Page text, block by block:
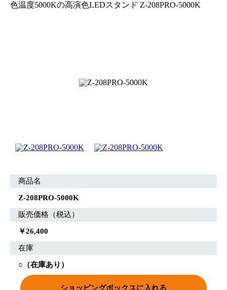
色温度5000Kの高演色LEDスタンド Z-208PRO-5000K
商品名
Z-208PRO-5000K
販売価格（税込）
￥26,400
在庫
○（在庫あり）